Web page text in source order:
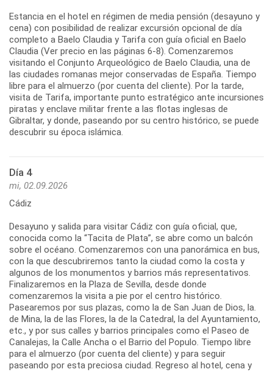
Estancia en el hotel en régimen de media pensión (desayuno y
cena) con posibilidad de realizar excursión opcional de día
completo a Baelo Claudia y Tarifa con guía oficial en Baelo
Claudia (Ver precio en las páginas 6-8). Comenzaremos
visitando el Conjunto Arqueológico de Baelo Claudia, una de
las ciudades romanas mejor conservadas de España. Tiempo
libre para el almuerzo (por cuenta del cliente). Por la tarde,
visita de Tarifa, importante punto estratégico ante incursiones
piratas y enclave militar frente a las flotas inglesas de
Gibraltar, y donde, paseando por su centro histórico, se puede
Día 4
mi, 02.09.2026
Cádiz
Desayuno y salida para visitar Cádiz con guía oficial, que,
conocida como la “Tacita de Plata”, se abre como un balcón
sobre el océano. Comenzaremos con una panorámica en bus,
con la que descubriremos tanto la ciudad como la costa y
algunos de los monumentos y barrios más representativos.
Finalizaremos en la Plaza de Sevilla, desde donde
comenzaremos la visita a pie por el centro histórico.
Pasearemos por sus plazas, como la de San Juan de Dios, la.
de Mina, la de las Flores, la de la Catedral, la del Ayuntamiento,
etc., y por sus calles y barrios principales como el Paseo de
Canalejas, la Calle Ancha o el Barrio del Populo. Tiempo libre
para el almuerzo (por cuenta del cliente) y para seguir
paseando por esta preciosa ciudad. Regreso al hotel, cena y